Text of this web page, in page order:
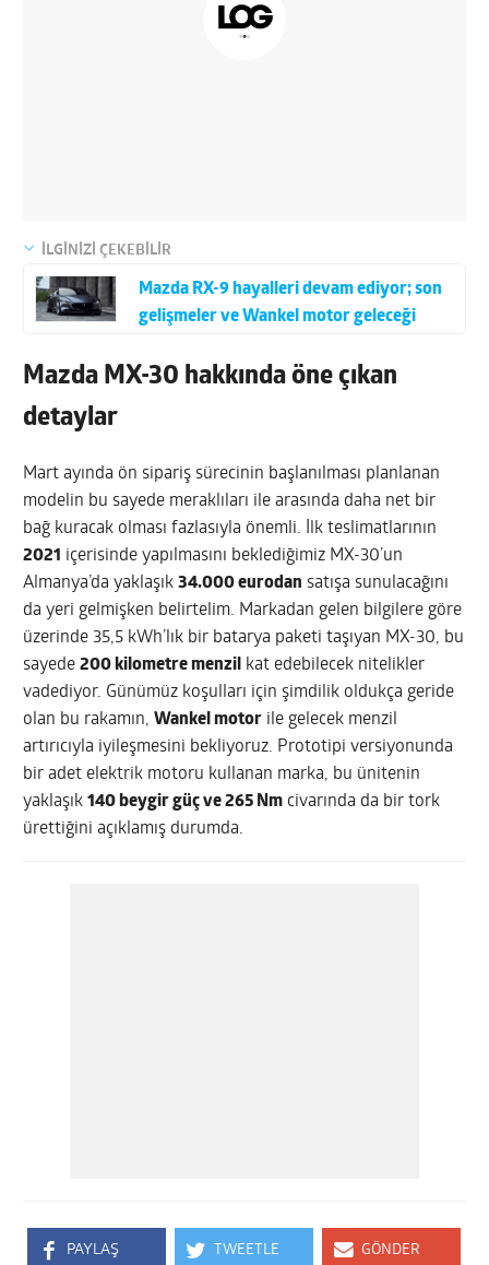
İLGİNİZİ ÇEKEBİLİR
Mazda RX-9 hayalleri devam ediyor; son
gelişmeler ve Wankel motor geleceği
Mazda MX-30 hakkında öne çıkan
detaylar
Mart ayında ön sipariş sürecinin başlanılması planlanan
modelin bu sayede meraklıları ile arasında daha net bir
bağ kuracak olması fazlasıyla önemli. İlk teslimatlarının
2021 içerisinde yapılmasını beklediğimiz MX-30’un
Almanya’da yaklaşık34.000 eurodan satışa sunulacağını
da yeri gelmişken belirtelim. Markadan gelen bilgilere göre
üzerinde 35,5 kWh’lık bir batarya paketi taşıyan MX-30, bu
sayede200 kilometre menzil
kat edebilecek nitelikler
vadediyor. Günümüz koşulları için şimdilik oldukça geride
olan bu rakamın,Wankel motor ile gelecek menzil
artırıcıyla iyileşmesini bekliyoruz. Prototipi versiyonunda
bir adet elektrik motoru kullanan marka, bu ünitenin
yaklaşık140 beygir güç ve 265 Nm civarında da bir tork
ürettiğini açıklamış durumda.
PAYLAŞ TWEETLE GÖNDER